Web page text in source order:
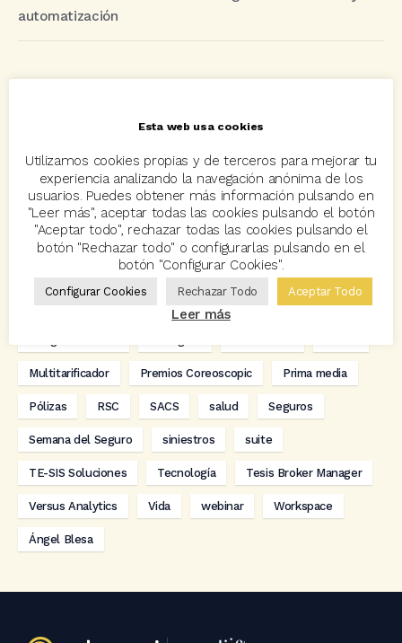
automatización
Avant2 Avant2 Sales Manager ayudas Bcover
Carlos Rovira Codeoscopic Codeoscopic Academy
Codeoscopic Workspace Coverize Decesos
Eventos formación
Innova Ibérica
Multitarificador Premios Coreoscopic Prima media
Pólizas RSC SACS salud Seguros
Semana del Seguro siniestros suite
TE-SIS Soluciones Tecnología Tesis Broker Manager
Versus Analytics Vida webinar Workspace
Ángel Blesa
Esta web usa cookies
Utilizamos cookies propias y de terceros para mejorar tu
experiencia analizando la navegación anónima de los
usuarios. Puedes obtener más información pulsando en
"Leer más", aceptar todas las cookies pulsando el botón
"Aceptar todo", rechazar todas las cookies pulsando el
botón "Rechazar todo" o configurarlas pulsando en el
botón "Configurar Cookies".
Configurar Cookies Rechazar Todo Aceptar Todo
Leer más